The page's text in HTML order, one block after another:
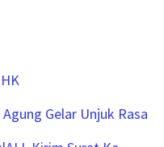
Gelar Unjuk Rasa